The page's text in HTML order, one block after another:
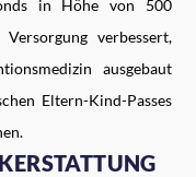
in Höhe von 500
verbessert,
ausgebaut
Eltern-Kind-Passes